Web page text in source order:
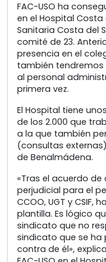
FAC-USO ha
en el Hospital
Sanitaria Costa del
comité de 23.
presencia en el
también
al personal
primera vez.
El Hospital tiene
de los 2.000 que
a la que también
(consultas
de Benalmádena.
«Tras el acuerdo
perjudicial para el
CCOO, UGT y
plantilla. Es lógico
sindicato que no
sindicato que se
contra de él»,